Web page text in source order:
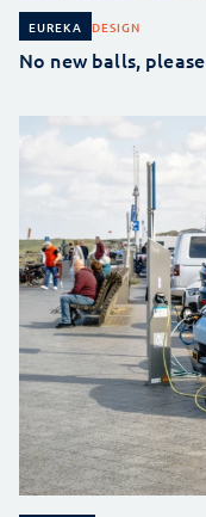
EUREKA DESIGN
No new balls, please